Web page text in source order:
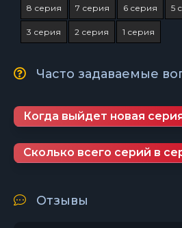
8 серия 7 серия 6 серия 5
3 серия 2 серия 1 серия
Часто задаваемые
Когда выйдет новая
Сколько всего серий в
Отзывы